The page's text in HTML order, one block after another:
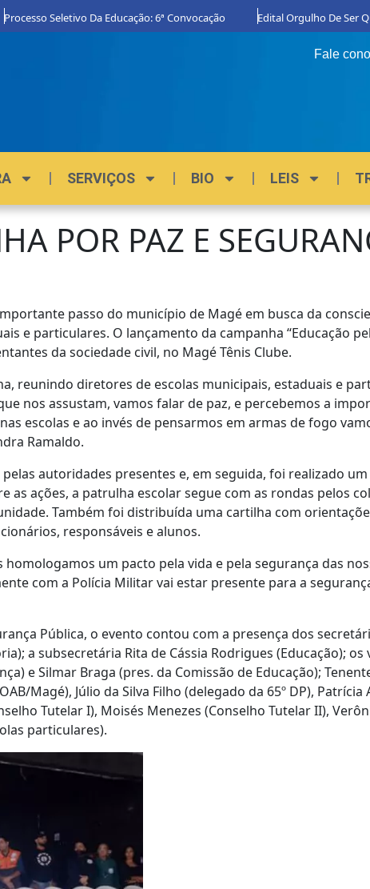
Seletivo Da Educação: 6ª Convocação Edital Orgulho De Ser
Fale
SERVIÇOS BIO LEIS
POR PAZ E
passo do município de Magé em busca da
e particulares. O lançamento da campanha “Educação
da sociedade civil, no Magé Tênis Clube.
reunindo diretores de escolas municipais, estaduais e
nos assustam, vamos falar de paz, e percebemos a
escolas e ao invés de pensarmos em armas de fogo
Ramaldo.
autoridades presentes e, em seguida, foi realizado
as ações, a patrulha escolar segue com as rondas pelos
Também foi distribuída uma cartilha com
responsáveis e alunos.
um pacto pela vida e pela segurança das
com a Polícia Militar vai estar presente para a
Pública, o evento contou com a presença dos
a subsecretária Rita de Cássia Rodrigues (Educação);
e Silmar Braga (pres. da Comissão de Educação); Tenente
Magé), Júlio da Silva Filho (delegado da 65º DP),
Tutelar I), Moisés Menezes (Conselho Tutelar II),
particulares).